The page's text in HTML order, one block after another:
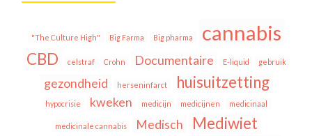
"The Culture High" Big Farma Big pharma cannabis
CBD celstraf Crohn Documentaire E-liquid gebruik
gezondheid herseninfarct huisuitzetting
hypocrisie kweken medicijn medicijnen medicinaal
medicinale cannabis Medisch Mediwiet